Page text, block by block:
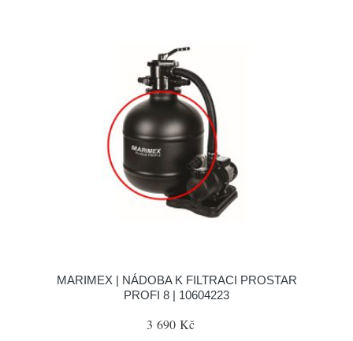
MARIMEX | NÁDOBA K FILTRACI PROSTAR
PROFI 8 | 10604223
3 690 Kč